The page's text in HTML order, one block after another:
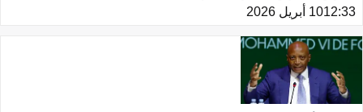
12:3310 أبريل 2026